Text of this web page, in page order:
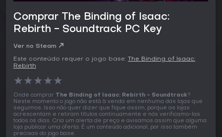
Comprar The Binding of Isaac:
Rebirth - Soundtrack PC Key
Ver no Steam
Este conteúdo requer o jogo base: The Binding of Isaac:
Rebirth
★★★★★
Onde comprar The Binding of Isaac: Rebirth - Soundtrack?
Neste momento o jogo não está à venda em nenhuma das lojas que
seguimos. Isso não quer dizer que fique assim, porque as lojas
acrescentam e retiram títulos continuamente e nós verificamo-las
todos os dias. Cria um alerta de preço e avisamos assim que alguma
loja publicar uma oferta. É um conteúdo adicional, por isso também
precisas do jogo base.